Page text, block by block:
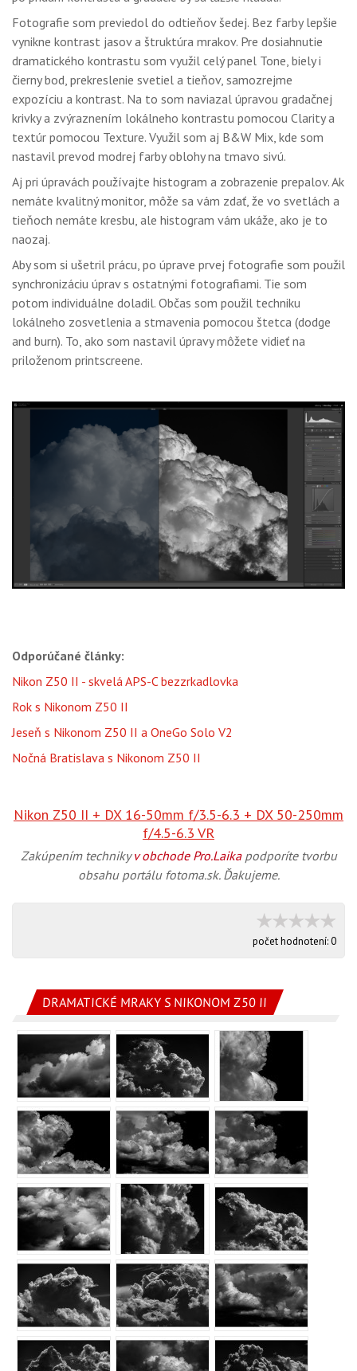
Fotografie som previedol do odtieňov šedej. Bez farby lepšie
vynikne kontrast jasov a štruktúra mrakov. Pre dosiahnutie
dramatického kontrastu som využil celý panel Tone, biely i
čierny bod, prekreslenie svetiel a tieňov, samozrejme
expozíciu a kontrast. Na to som naviazal úpravou gradačnej
krivky a zvýraznením lokálneho kontrastu pomocou Clarity a
textúr pomocou Texture. Využil som aj B&W Mix, kde som
nastavil prevod modrej farby oblohy na tmavo sivú.
Aj pri úpravách používajte histogram a zobrazenie prepalov. Ak
nemáte kvalitný monitor, môže sa vám zdať, že vo svetlách a
tieňoch nemáte kresbu, ale histogram vám ukáže, ako je to
naozaj.
Aby som si ušetril prácu, po úprave prvej fotografie som použil
synchronizáciu úprav s ostatnými fotografiami. Tie som
potom individuálne doladil. Občas som použil techniku
lokálneho zosvetlenia a stmavenia pomocou štetca (dodge
and burn). To, ako som nastavil úpravy môžete vidieť na
priloženom printscreene.
Odporúčané články:
Nikon Z50 II - skvelá APS-C bezzrkadlovka
Rok s Nikonom Z50 II
Jeseň s Nikonom Z50 II a OneGo Solo V2
Nočná Bratislava s Nikonom Z50 II
Nikon Z50 II + DX 16-50mm f/3.5-6.3 + DX 50-250mm
f/4.5-6.3 VR
Zakúpením technikyv obchode Pro.Laikapodporíte tvorbu
obsahu portálu fotoma.sk. Ďakujeme.
počet hodnotení:0
DRAMATICKÉ MRAKY S NIKONOM Z50 II